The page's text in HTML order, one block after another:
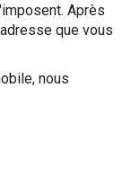
Après
que vous
nous